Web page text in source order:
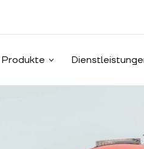
Produkte